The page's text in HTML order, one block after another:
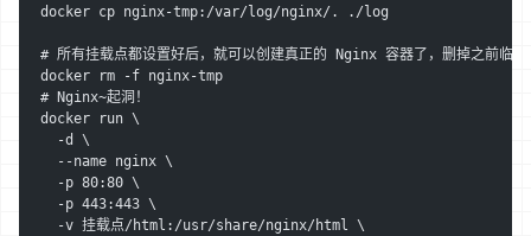
docker cp nginx-tmp:/var/log/nginx/. ./log
# 所有挂载点都设置好后，就可以创建真正的 Nginx 容器了，删掉之前临时
docker rm -f nginx-tmp
# Nginx~起洞！
docker run \
  -d \
  --name nginx \
  -p 80:80 \
  -p 443:443 \
  -v 挂载点/html:/usr/share/nginx/html \